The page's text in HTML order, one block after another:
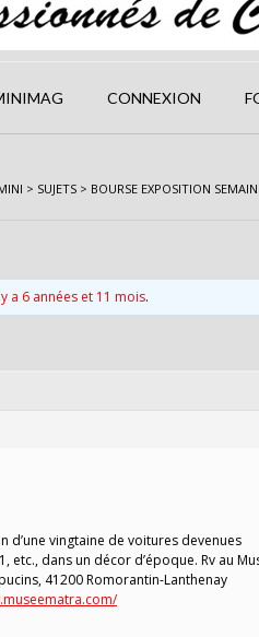
CONNEXION
> SUJETS > BOURSE EXPOSITION
a 6 années et 11 mois.
d’une vingtaine de voitures devenues
etc., dans un décor d’époque. Rv au
41200 Romorantin-Lanthenay